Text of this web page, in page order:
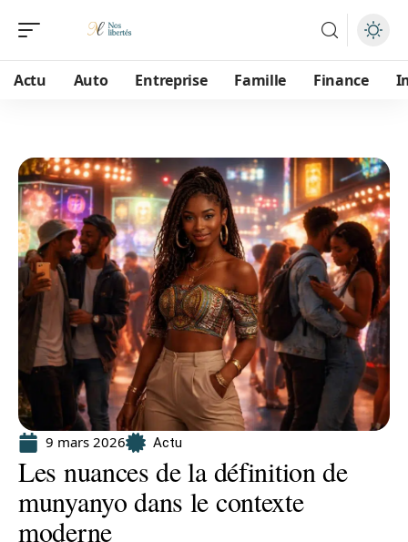
Actu Auto Entreprise Famille Finance
9 mars 2026 Actu
Les nuances de la définition de
munyanyo dans le contexte
moderne